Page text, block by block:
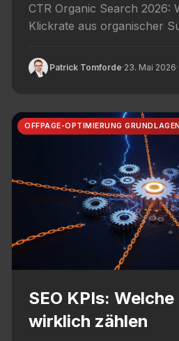
CTR Organic Search 2026:
Klickrate aus organischer
Patrick Tomforde·23. Mai 2026·
OFFPAGE-OPTIMIERUNG GRUNDLAGEN
SEO KPIs:
wirklich zählen